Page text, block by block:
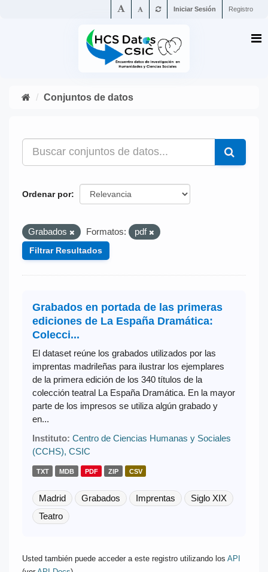
Iniciar Sesión Registro
Conjuntos de datos
Ordenar por
Grabados Formatos: pdf
Filtrar Resultados
Grabados en portada de las primeras
ediciones de La España Dramática:
Colecci...
El dataset reúne los grabados utilizados por las
imprentas madrileñas para ilustrar los ejemplares
de la primera edición de los 340 títulos de la
colección teatral La España Dramática. En la mayor
parte de los impresos se utiliza algún grabado y
en...
Instituto: Centro de Ciencias Humanas y Sociales
(CCHS), CSIC
TXT MDB PDF ZIP CSV
Madrid Grabados Imprentas
Siglo XIX
Teatro
Usted también puede acceder a este registro utilizando los API